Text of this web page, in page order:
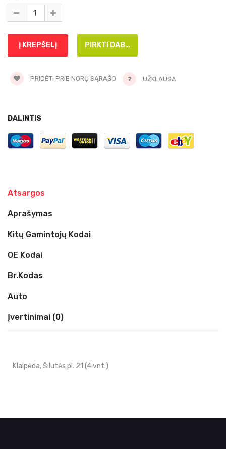
PRIDĖTI PRIE NORŲ SĄRAŠO UŽKLAUSA
DALINTIS
Atsargos
Aprašymas
Kitų Gamintojų Kodai
OE Kodai
Br.kodas
Auto
Įvertinimai (0)
Klaipėda, Šilutės pl. 21 (4 vnt.)